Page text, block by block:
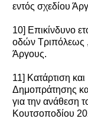
εντός σχεδίου
10] Επικίνδυνο
οδών Τριπόλεως
Άργους.
11] Κατάρτιση
Δημοπράτησης
για την ανάθεση
Κουτσοποδίου